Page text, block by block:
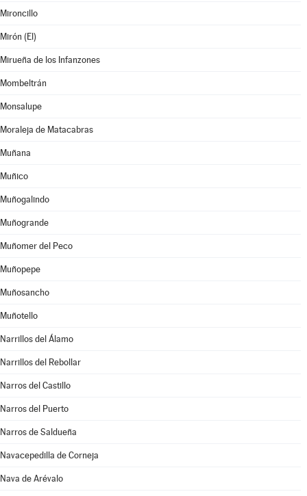
Mironcillo
Mirón (El)
Mirueña de los Infanzones
Mombeltrán
Monsalupe
Moraleja de Matacabras
Muñana
Muñico
Muñogalindo
Muñogrande
Muñomer del Peco
Muñopepe
Muñosancho
Muñotello
Narrillos del Álamo
Narrillos del Rebollar
Narros del Castillo
Narros del Puerto
Narros de Saldueña
Navacepedilla de Corneja
Nava de Arévalo